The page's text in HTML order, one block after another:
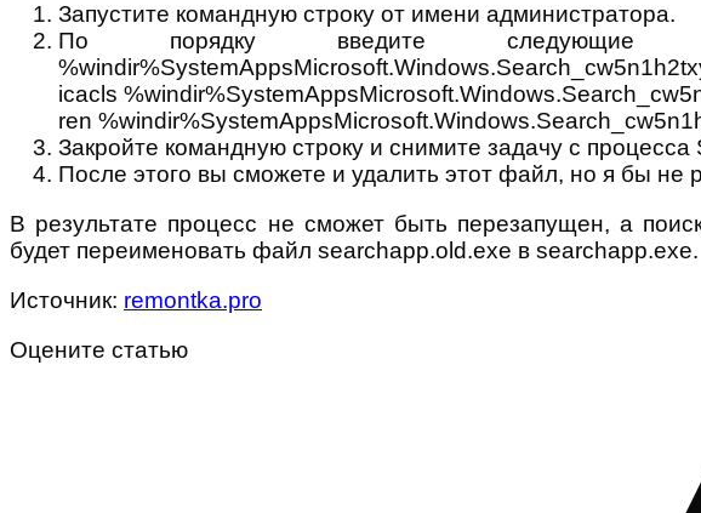
Запустите командную строку от имени администратора.
По порядку введите следующие
icacls
ren
Закройте командную строку и снимите задачу с
После этого вы сможете и удалить этот файл, но я бы не
В результате процесс не сможет быть перезапущен, а
будет переименовать файл searchapp.old.exe в searchapp.exe.
Источник: remontka.pro
Оцените статью